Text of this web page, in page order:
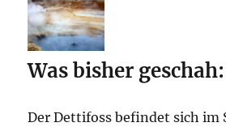
Was bisher geschah:
Der Dettifoss befindet sich im